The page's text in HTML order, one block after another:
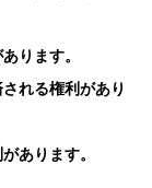
ります。
れる権利があり
あります。